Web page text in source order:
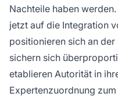
Nachteile haben
jetzt auf die Integration
positionieren sich an
sichern sich
etablieren Autorität in
Expertenzuordnung